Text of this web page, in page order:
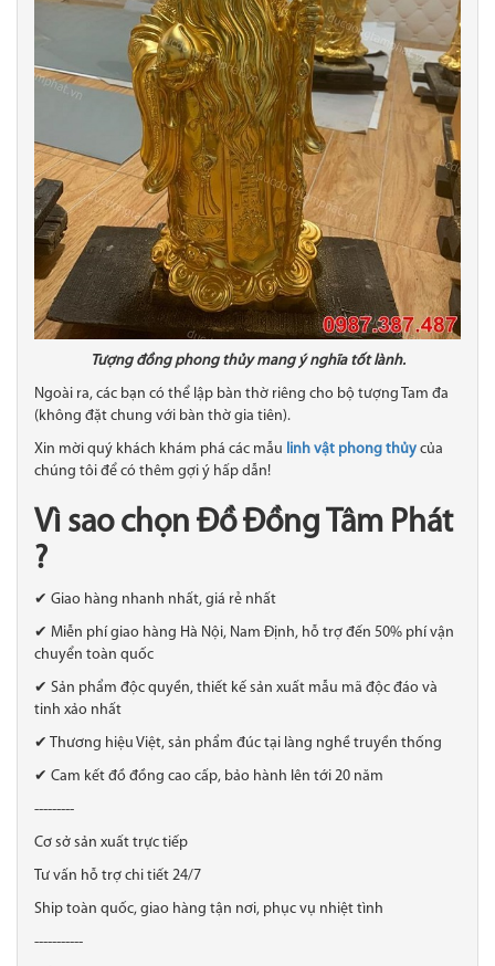
Tượng đồng phong thủy mang ý nghĩa tốt lành.
Ngoài ra, các bạn có thể lập bàn thờ riêng cho bộ tượng Tam đa
(không đặt chung với bàn thờ gia tiên).
Xin mời quý khách khám phá các mẫu linh vật phong thủy của
chúng tôi để có thêm gợi ý hấp dẫn!
Vì sao chọn Đồ Đồng Tâm Phát
?
✔ Giao hàng nhanh nhất, giá rẻ nhất
✔ Miễn phí giao hàng Hà Nội, Nam Định, hỗ trợ đến 50% phí vận
chuyển toàn quốc
✔ Sản phẩm độc quyền, thiết kế sản xuất mẫu mã độc đáo và
tinh xảo nhất
✔ Thương hiệu Việt, sản phẩm đúc tại làng nghề truyền thống
✔ Cam kết đồ đồng cao cấp, bảo hành lên tới 20 năm
---------
Cơ sở sản xuất trực tiếp
Tư vấn hỗ trợ chi tiết 24/7
Ship toàn quốc, giao hàng tận nơi, phục vụ nhiệt tình
-----------